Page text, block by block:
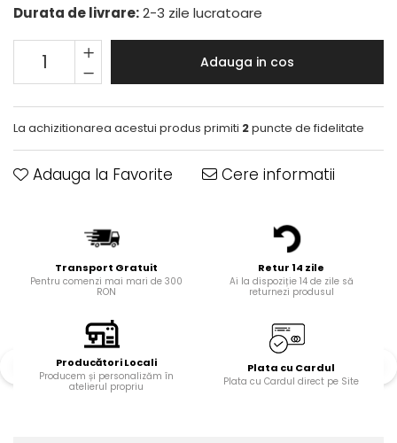
Durata de livrare:2-3 zile lucratoare
Adauga in cos
La achizitionarea acestui produs primiti 2puncte de fidelitate
Adauga la Favorite Cere informatii
Transport Gratuit
Pentru comenzi mai mari de 300
RON
Retur 14 zile
Ai la dispoziție 14 de zile să
returnezi produsul
Producători Locali
Producem și personalizăm în
atelierul propriu
Plata cu Cardul
Plata cu Cardul direct pe Site